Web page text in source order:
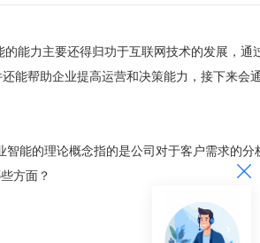
的能力主要还得归功于互联网技术的发展，
还能帮助企业提高运营和决策能力，接下来
智能的理论概念指的是公司对于客户需求的
方面？